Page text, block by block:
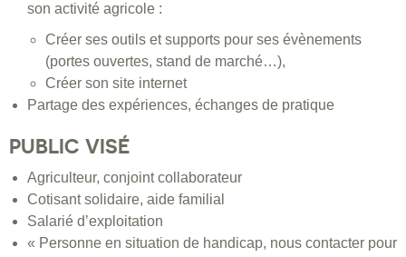
son activité agricole :
Créer ses outils et supports pour ses évènements
(portes ouvertes, stand de marché…),
Créer son site internet
Partage des expériences, échanges de pratique
PUBLIC VISÉ
Agriculteur, conjoint collaborateur
Cotisant solidaire, aide familial
Salarié d’exploitation
« Personne en situation de handicap, nous contacter pour